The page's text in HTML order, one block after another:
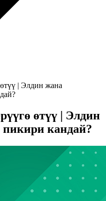
| Элдин жана
өтүү | Элдин
кандай?